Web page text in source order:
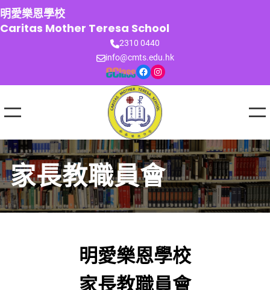
跳
至
主
明愛樂恩學校
Caritas Mother Teresa School
2310 0440
info@cmts.edu.hk
Facebook Instagram
家長教職員會
明愛樂恩學校
家長教職員會